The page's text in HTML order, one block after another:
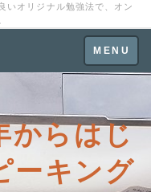
いオリジナル勉強法で、オン
Toggle
navigation
MENU
はじ
ーキング